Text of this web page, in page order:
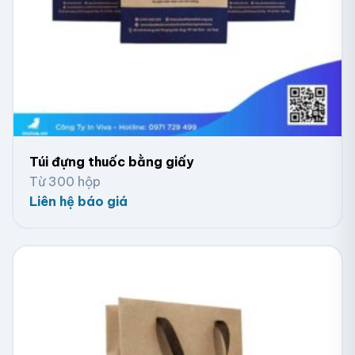
Đựng bộ dưỡng da cơ bản:15x20x8cm.
Đựng combo chăm sóc da/set quà tặng spa:
Ngoài ra, bạn có thể yêu cầu xưởng tùy chỉnh kích
thước để phù hợp đựng sản phẩm riêng biệt đang kinh
doanh. Việc chọn đúng kích thước giúp túi không bị
đóng gói.
Túi đựng thuốc bằng giấy
Từ 300 hộp
Liên hệ báo giá